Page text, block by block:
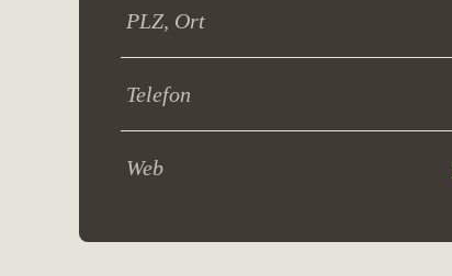
PLZ, Ort
Telefon
Web